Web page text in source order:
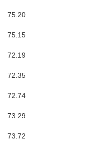
75.20
75.15
72.19
72.35
72.74
73.29
73.72